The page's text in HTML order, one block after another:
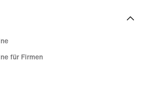
für Firmen